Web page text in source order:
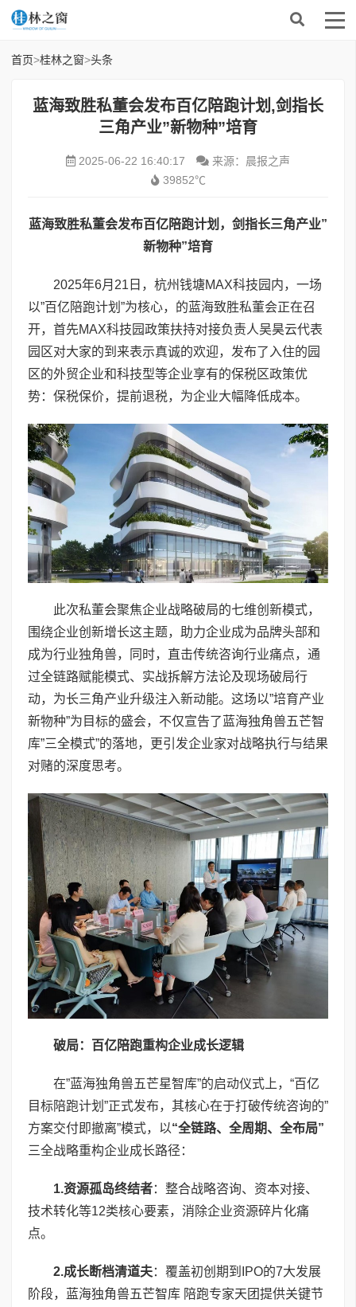
首页>桂林之窗>头条
蓝海致胜私董会发布百亿陪跑计划,剑指长
三角产业”新物种”培育
2025-06-22 16:40:17
来源：晨报之声
39852℃
蓝海致胜私董会发布百亿陪跑计划，剑指长三角产业”
新物种”培育
2025年6月21日，杭州钱塘MAX科技园内，一场
以”百亿陪跑计划”为核心，的蓝海致胜私董会正在召
开，首先MAX科技园政策扶持对接负责人吴昊云代表
园区对大家的到来表示真诚的欢迎，发布了入住的园
区的外贸企业和科技型等企业享有的保税区政策优
势：保税保价，提前退税，为企业大幅降低成本。
此次私董会聚焦企业战略破局的七维创新模式，
围绕企业创新增长这主题，助力企业成为品牌头部和
成为行业独角兽，同时，直击传统咨询行业痛点，通
过全链路赋能模式、实战拆解方法论及现场破局行
动，为长三角产业升级注入新动能。这场以”培育产业
新物种”为目标的盛会，不仅宣告了蓝海独角兽五芒智
库”三全模式”的落地，更引发企业家对战略执行与结果
对赌的深度思考。
破局：百亿陪跑重构企业成长逻辑
在”蓝海独角兽五芒星智库”的启动仪式上，“百亿
目标陪跑计划”正式发布，其核心在于打破传统咨询的”
方案交付即撤离”模式，以“全链路、全周期、全布局”
三全战略重构企业成长路径：
1.资源孤岛终结者：整合战略咨询、资本对接、
技术转化等12类核心要素，消除企业资源碎片化痛
点。
2.成长断档清道夫：覆盖初创期到IPO的7大发展
阶段，蓝海独角兽五芒智库 陪跑专家天团提供关键节